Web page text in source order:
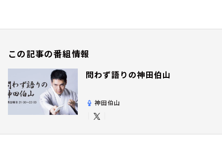
この記事の番組情報
問わず語りの神田伯山
神田伯山